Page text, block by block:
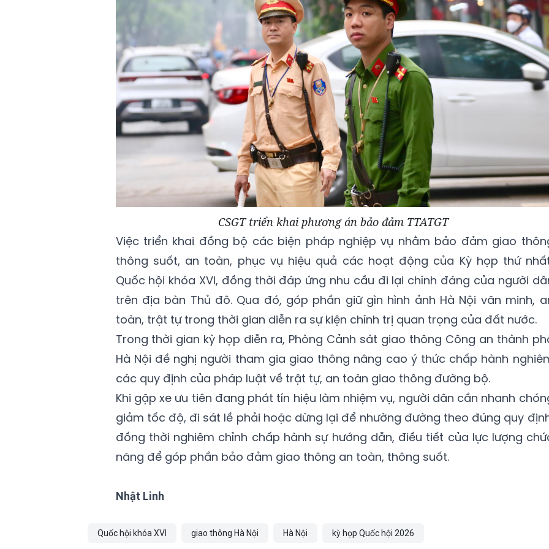
CSGT triển khai phương án bảo đảm TTATGT
Việc triển khai đồng bộ các biện pháp nghiệp vụ nhằm bảo đảm giao
thông suốt, an toàn, phục vụ hiệu quả các hoạt động của Kỳ họp thứ
Quốc hội khóa XVI, đồng thời đáp ứng nhu cầu đi lại chính đáng của người
trên địa bàn Thủ đô. Qua đó, góp phần giữ gìn hình ảnh Hà Nội văn minh,
toàn, trật tự trong thời gian diễn ra sự kiện chính trị quan trọng của đất nước.
Trong thời gian kỳ họp diễn ra, Phòng Cảnh sát giao thông Công an thành
Hà Nội đề nghị người tham gia giao thông nâng cao ý thức chấp hành
các quy định của pháp luật về trật tự, an toàn giao thông đường bộ.
Khi gặp xe ưu tiên đang phát tín hiệu làm nhiệm vụ, người dân cần nhanh
giảm tốc độ, đi sát lề phải hoặc dừng lại để nhường đường theo đúng quy
đồng thời nghiêm chỉnh chấp hành sự hướng dẫn, điều tiết của lực lượng
năng để góp phần bảo đảm giao thông an toàn, thông suốt.
Nhật Linh
Quốc hội khóa XVI giao thông Hà Nội Hà Nội kỳ họp Quốc hội 2026